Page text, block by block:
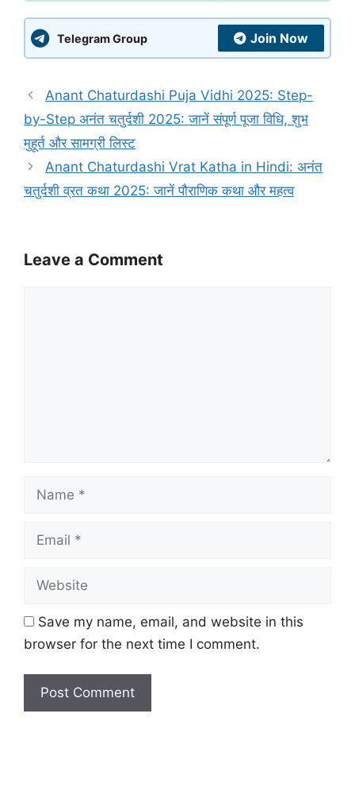
Telegram Group Join Now
Anant Chaturdashi Puja Vidhi 2025: Step-
by-Step अनंत चतुर्दशी 2025: जानें संपूर्ण पूजा विधि, शुभ
मुहूर्त और सामग्री लिस्ट
Anant Chaturdashi Vrat Katha in Hindi: अनंत
चतुर्दशी व्रत कथा 2025: जानें पौराणिक कथा और महत्व
Leave a Comment
Save my name, email, and website in this
browser for the next time I comment.